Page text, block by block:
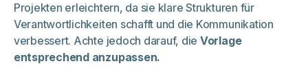
Projekten erleichtern, da sie klare Strukturen für
Verantwortlichkeiten schafft und die Kommunikation
verbessert. Achte jedoch darauf, die Vorlage
entsprechend anzupassen.